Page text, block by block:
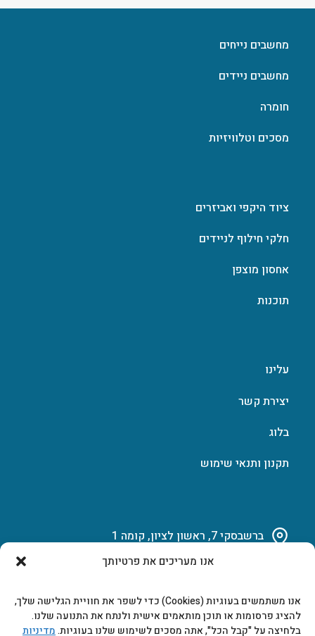
אנו מעריכים את פרטיותך
אנו משתמשים בעוגיות (Cookies) כדי לשפר את חוויית הגלישה שלך,
להציג פרסומות או תוכן מותאמים אישית ולנתח את התנועה שלנו.
בלחיצה על "קבל הכל", אתה מסכים לשימוש שלנו בעוגיות.מדיניות
מחשבים נייחים
מחשבים ניידים
חומרה
מסכים וטלוויזיות
ציוד היקפי ואביזרים
חלקי חילוף לניידים
אחסון מוצפן
תוכנות
עלינו
יצירת קשר
בלוג
תקנון ותנאי שימוש
ברשבסקי 7, ראשון לציון, קומה 1
marketing@b-tech.co.il